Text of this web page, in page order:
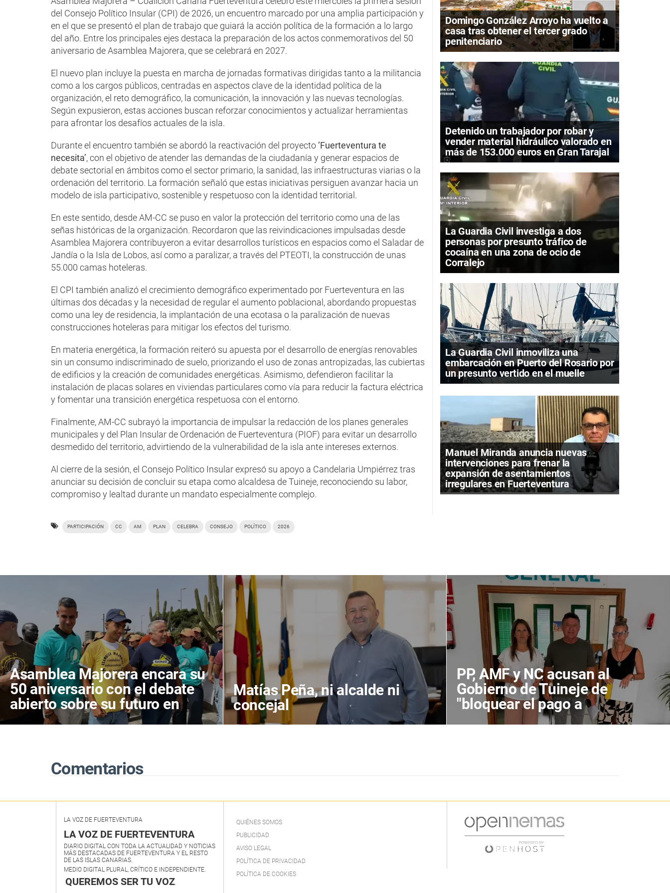
del Consejo Político Insular (CPI) de 2026, un encuentro marcado por una amplia participación y
en el que se presentó el plan de trabajo que guiará la acción política de la formación a lo largo
del año. Entre los principales ejes destaca la preparación de los actos conmemorativos del 50
aniversario de Asamblea Majorera, que se celebrará en 2027.
El nuevo plan incluye la puesta en marcha de jornadas formativas dirigidas tanto a la militancia
como a los cargos públicos, centradas en aspectos clave de la identidad política de la
organización, el reto demográfico, la comunicación, la innovación y las nuevas tecnologías.
Según expusieron, estas acciones buscan reforzar conocimientos y actualizar herramientas
para afrontar los desafíos actuales de la isla.
Durante el encuentro también se abordó la reactivación del proyecto‘Fuerteventura te
necesita’, con el objetivo de atender las demandas de la ciudadanía y generar espacios de
debate sectorial en ámbitos como el sector primario, la sanidad, las infraestructuras viarias o la
ordenación del territorio. La formación señaló que estas iniciativas persiguen avanzar hacia un
modelo de isla participativo, sostenible y respetuoso con la identidad territorial.
En este sentido, desde AM-CC se puso en valor la protección del territorio como una de las
señas históricas de la organización. Recordaron que las reivindicaciones impulsadas desde
Asamblea Majorera contribuyeron a evitar desarrollos turísticos en espacios como el Saladar de
Jandía o la Isla de Lobos, así como a paralizar, a través del PTEOTI, la construcción de unas
55.000 camas hoteleras.
El CPI también analizó el crecimiento demográfico experimentado por Fuerteventura en las
últimas dos décadas y la necesidad de regular el aumento poblacional, abordando propuestas
como una ley de residencia, la implantación de una ecotasa o la paralización de nuevas
construcciones hoteleras para mitigar los efectos del turismo.
En materia energética, la formación reiteró su apuesta por el desarrollo de energías renovables
sin un consumo indiscriminado de suelo, priorizando el uso de zonas antropizadas, las cubiertas
de edificios y la creación de comunidades energéticas. Asimismo, defendieron facilitar la
instalación de placas solares en viviendas particulares como vía para reducir la factura eléctrica
y fomentar una transición energética respetuosa con el entorno.
Finalmente, AM-CC subrayó la importancia de impulsar la redacción de los planes generales
municipales y del Plan Insular de Ordenación de Fuerteventura (PIOF) para evitar un desarrollo
desmedido del territorio, advirtiendo de la vulnerabilidad de la isla ante intereses externos.
Al cierre de la sesión, el Consejo Político Insular expresó su apoyo a Candelaria Umpiérrez tras
anunciar su decisión de concluir su etapa como alcaldesa de Tuineje, reconociendo su labor,
compromiso y lealtad durante un mandato especialmente complejo.
PARTICIPACIÓN CC AM PLAN CELEBRA CONSEJO POLÍTICO 2026
Domingo González Arroyo ha vuelto a
casa tras obtener el tercer grado
penitenciario
Detenido un trabajador por robar y
vender material hidráulico valorado en
más de 153.000 euros en Gran Tarajal
La Guardia Civil investiga a dos
personas por presunto tráfico de
cocaína en una zona de ocio de
Corralejo
La Guardia Civil inmoviliza una
embarcación en Puerto del Rosario por
un presunto vertido en el muelle
Manuel Miranda anuncia nuevas
intervenciones para frenar la
expansión de asentamientos
irregulares en Fuerteventura
Asamblea Majorera encara su
50 aniversario con el debate
abierto sobre su futuro en
Coalición Canaria
Matías Peña, ni alcalde ni
concejal
PP, AMF y NC acusan al
Gobierno de Tuineje de
"bloquear el pago a
proveedores"
Comentarios
LA VOZ DE FUERTEVENTURA
LA VOZ DE FUERTEVENTURA
DIARIO DIGITAL CON TODA LA ACTUALIDAD Y NOTICIAS
MÁS DESTACADAS DE FUERTEVENTURA Y EL RESTO
DE LAS ISLAS CANARIAS.
MEDIO DIGITAL PLURAL, CRÍTICO E INDEPENDIENTE.
QUEREMOS SER TU VOZ.
QUIÉNES SOMOS
PUBLICIDAD
AVISO LEGAL
POLÍTICA DE PRIVACIDAD
POLÍTICA DE COOKIES